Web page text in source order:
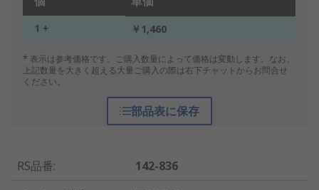
1 + ￥1,460
* 表示は参考価格です。ご購入数量によって価格は変動します。なお、
上記数量を大きく超える大量ご購入の際は右下チャットからお問合せ
ください。
部品表に保存
RS品番:
142-836